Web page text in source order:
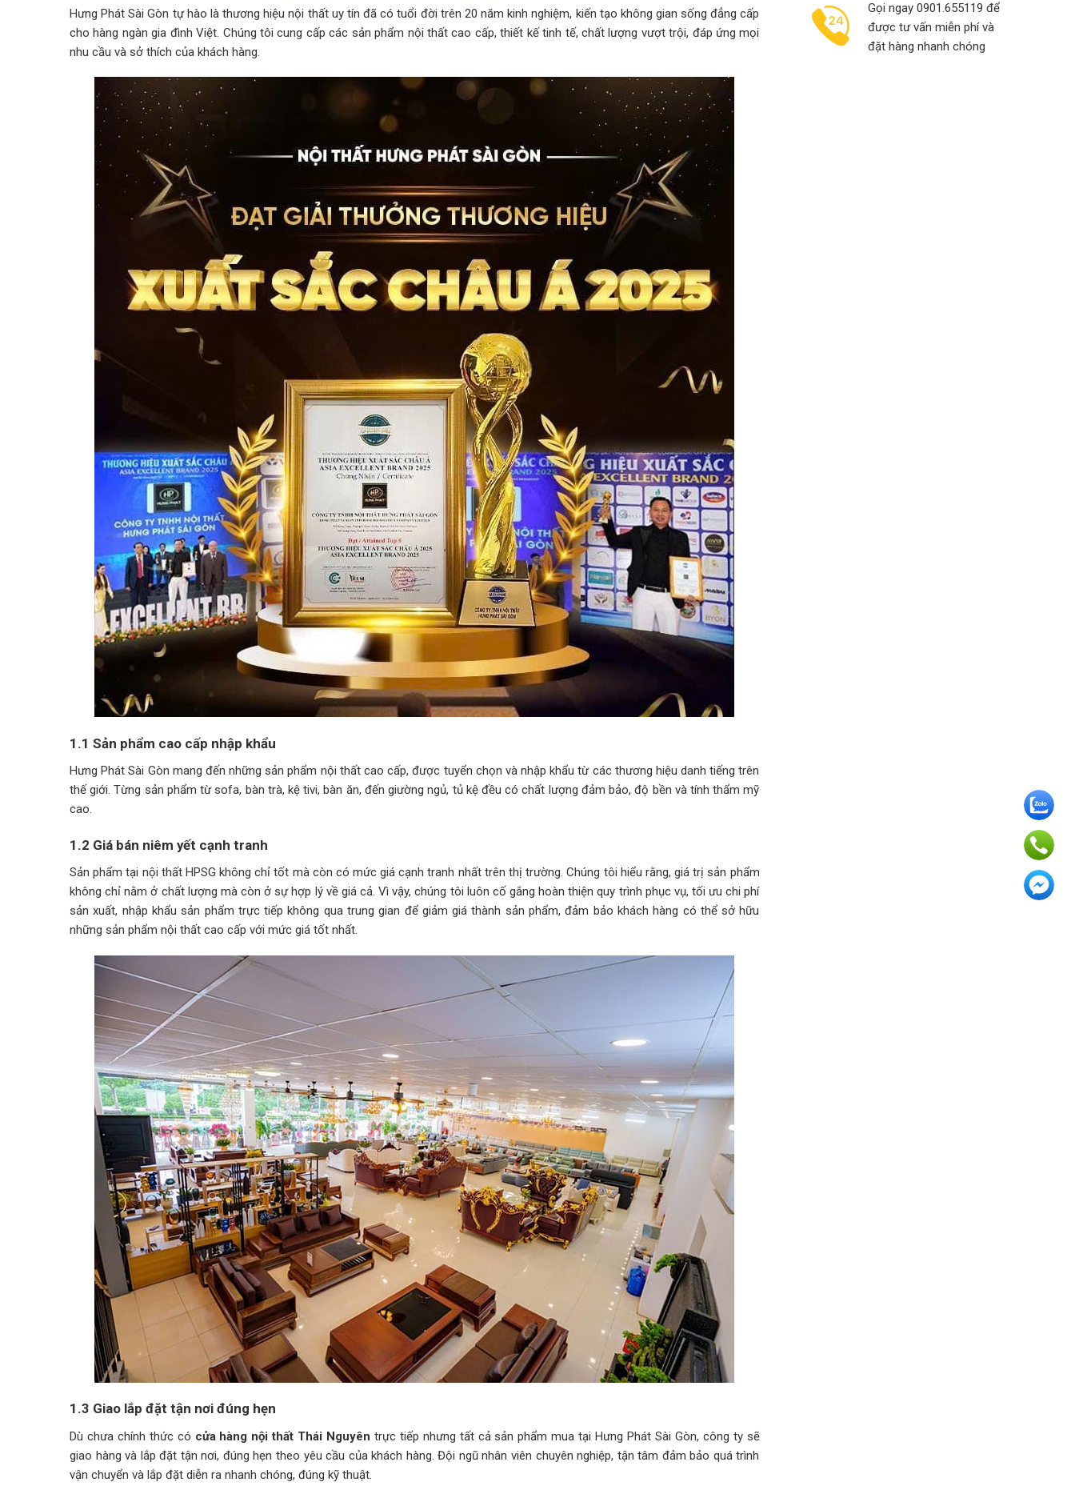
Hưng Phát Sài Gòn tự hào là thương hiệu nội thất uy tín đã có tuổi đời trên 20 năm kinh nghiệm, kiến tạo không gian sống đẳng cấp
cho hàng ngàn gia đình Việt. Chúng tôi cung cấp các sản phẩm nội thất cao cấp, thiết kế tinh tế, chất lượng vượt trội, đáp ứng mọi
nhu cầu và sở thích của khách hàng.
1.1 Sản phẩm cao cấp nhập khẩu
Hưng Phát Sài Gòn mang đến những sản phẩm nội thất cao cấp, được tuyển chọn và nhập khẩu từ các thương hiệu danh tiếng trên
thế giới. Từng sản phẩm từ sofa, bàn trà, kệ tivi, bàn ăn, đến giường ngủ, tủ kệ đều có chất lượng đảm bảo, độ bền và tính thẩm mỹ
cao.
1.2 Giá bán niêm yết cạnh tranh
Sản phẩm tại nội thất HPSG không chỉ tốt mà còn có mức giá cạnh tranh nhất trên thị trường. Chúng tôi hiểu rằng, giá trị sản phẩm
không chỉ nằm ở chất lượng mà còn ở sự hợp lý về giá cả. Vì vậy, chúng tôi luôn cố gắng hoàn thiện quy trình phục vụ, tối ưu chi phí
sản xuất, nhập khẩu sản phẩm trực tiếp không qua trung gian để giảm giá thành sản phẩm, đảm bảo khách hàng có thể sở hữu
những sản phẩm nội thất cao cấp với mức giá tốt nhất.
1.3 Giao lắp đặt tận nơi đúng hẹn
Dù chưa chính thức có cửa hàng nội thất Thái Nguyên trực tiếp nhưng tất cả sản phẩm mua tại Hưng Phát Sài Gòn, công ty sẽ
giao hàng và lắp đặt tận nơi, đúng hẹn theo yêu cầu của khách hàng. Đội ngũ nhân viên chuyên nghiệp, tận tâm đảm bảo quá trình
vận chuyển và lắp đặt diễn ra nhanh chóng, đúng kỹ thuật.
Gọi ngay 0901.655119 để
được tư vấn miễn phí và
đặt hàng nhanh chóng